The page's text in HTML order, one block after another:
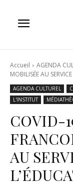
Accueil AGENDA
MOBILISÉE AU
AGENDA CULTUREL
L'INSTITUT
COVID-
AU